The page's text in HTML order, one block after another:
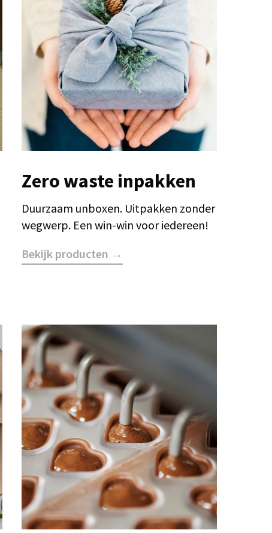
Zero waste inpakken
Duurzaam unboxen. Uitpakken zonder
wegwerp. Een win-win voor iedereen!
Bekijk producten →